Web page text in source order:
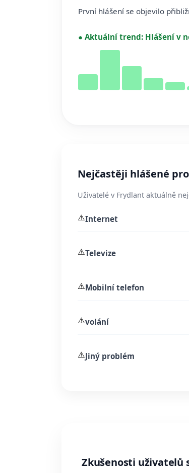
První hlášení se objevilo
● Aktuální trend: Hlášení v
Nejčastěji hlášené
Uživatelé v Frydlant aktuálně
⚠️Internet
⚠️Televize
⚠️Mobilní telefon
⚠️volání
⚠️Jiný problém
Zkušenosti uživatelů